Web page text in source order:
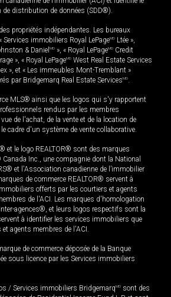
de distribution de données (SDD®).
propriétés indépendantes. Les bureaux
immobiliers Royal LePageMD Ltée »,
& Daniel MD », « Royal LePageMD Credit
», « Royal LePageMD West Real Estate Services
», et « Les immeubles Mont-Tremblant »
par Bridgemarq Real Estate ServicesMD.
MLS® ainsi que les logos qui s'y rapportent
rendus par les membres
de l'achat, de la vente et de la location de
cadre d'un système de vente collaborative.
et le logo REALTOR® sont des marques
Canada Inc., une compagnie dont la National
et l'Association canadienne de l’immobilier
de commerce REALTOR® servent à
offerts par les courtiers et agents
de l'ACI. Les marques d'homologation
agences®, et leurs logos respectifs sont la
à identifier les services immobiliers que
agents membres de l'ACI.
de commerce déposée de la Banque
sous licence par les Services immobiliers
/ Services immobiliers BridgemarqMD sont des